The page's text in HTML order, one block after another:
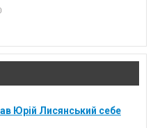
Юрій Лисянський себе